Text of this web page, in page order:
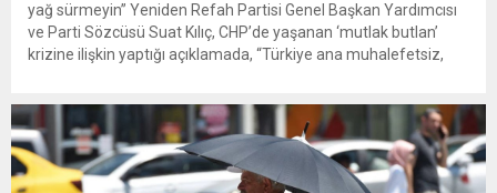
yağ sürmeyin” Yeniden Refah Partisi Genel Başkan Yardımcısı
ve Parti Sözcüsü Suat Kılıç, CHP’de yaşanan ‘mutlak butlan’
krizine ilişkin yaptığı açıklamada, “Türkiye ana muhalefetsiz,
olun. Türkiye’yi...